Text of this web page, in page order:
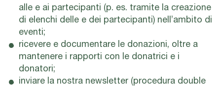
alle e ai partecipanti (p. es. tramite la creazione
di elenchi delle e dei partecipanti) nell’ambito di
eventi;
ricevere e documentare le donazioni, oltre a
mantenere i rapporti con le donatrici e i
donatori;
inviare la nostra newsletter (procedura double